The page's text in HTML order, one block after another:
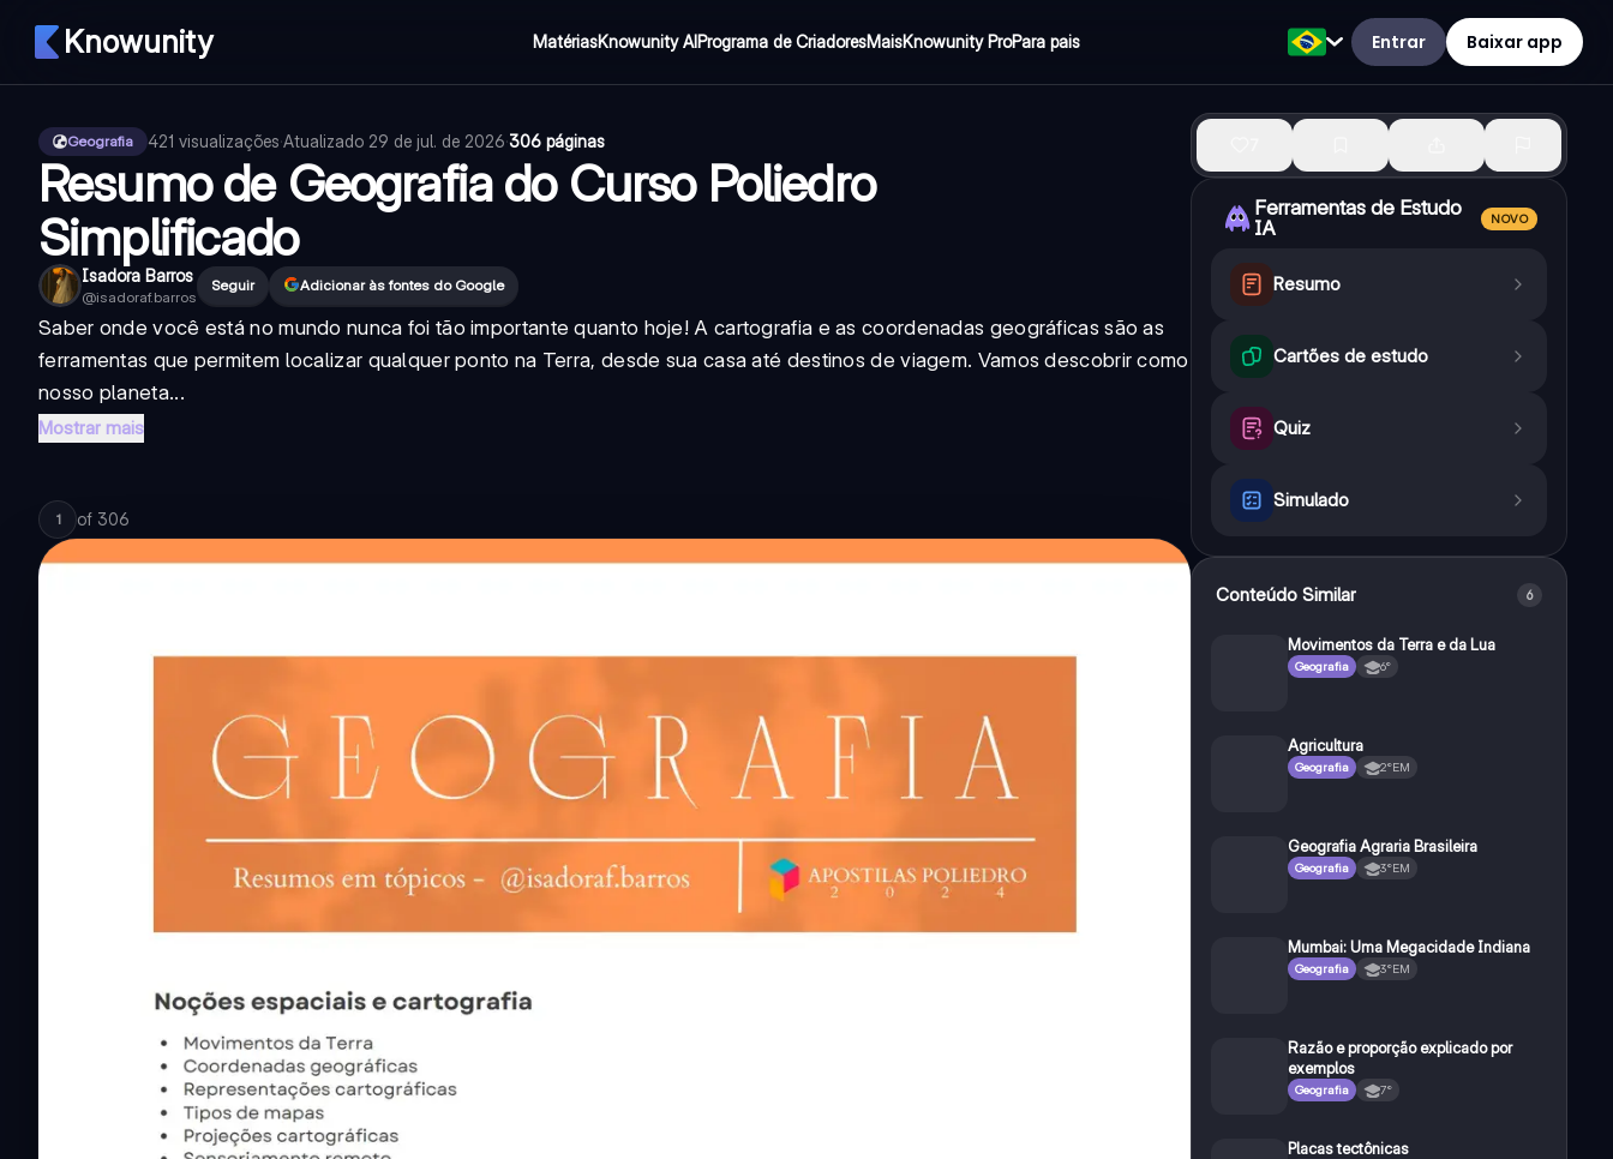
Knowunity MatériasKnowunity AIPrograma de CriadoresMaisKnowunity ProPara pais Entrar Baixar app
Geografia 421 visualizações·Atualizado 29 de jul. de 2026·306 páginas
Resumo de Geografia do Curso Poliedro
Simplificado
Isadora Barros
@isadoraf.barros
Seguir Adicionar às fontes do Google
Saber onde você está no mundo nunca foi tão importante quanto hoje! A cartografia e as coordenadas geográficas são as
ferramentas que permitem localizar qualquer ponto na Terra, desde sua casa até destinos de viagem. Vamos descobrir como
nosso planeta...
Mostrar mais
1 of 306
Ferramentas de Estudo
IA
NOVO
Resumo
Cartões de estudo
Quiz
Simulado
Conteúdo Similar 6
Movimentos da Terra e da Lua
Geografia 6°
Agricultura
Geografia 2°EM
Geografia Agraria Brasileira
Geografia 3°EM
Mumbai: Uma Megacidade Indiana
Geografia 3°EM
Razão e proporção explicado por
exemplos
Geografia 7°
Placas tectônicas